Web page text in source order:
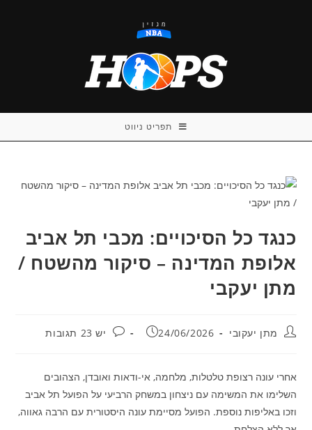
תפריט ניווט
כנגד כל הסיכויים: מכבי תל אביב
אלופת המדינה – סיקור מהשטח /
מתן יעקבי
מחבר:מתן יעקובי פורסם:
24/06/2026 תגובות:
יש 23 תגובות
אחרי עונה רצופת טלטלות, מלחמה, אי-ודאות ואובדן, הצהובים
השלימו את המשימה עם ניצחון במשחק הרביעי על הפועל תל אביב
וזכו באליפות נוספת. הפועל מסיימת עונה היסטורית עם הרבה גאווה,